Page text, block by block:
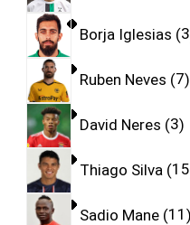
Borja Iglesias 3
Ruben Neves 7
David Neres 3
Thiago Silva 15
Sadio Mane 11